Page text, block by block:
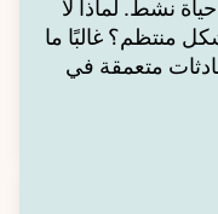
نشط. لماذا لا
منتظم؟ غالبًا ما
متعمقة في